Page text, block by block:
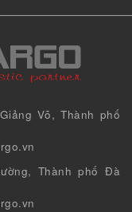
Võ, Thành phố
Thành phố Đà